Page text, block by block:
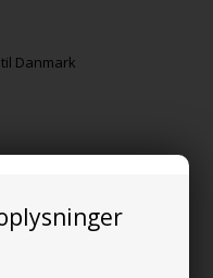
Danmark
stål.